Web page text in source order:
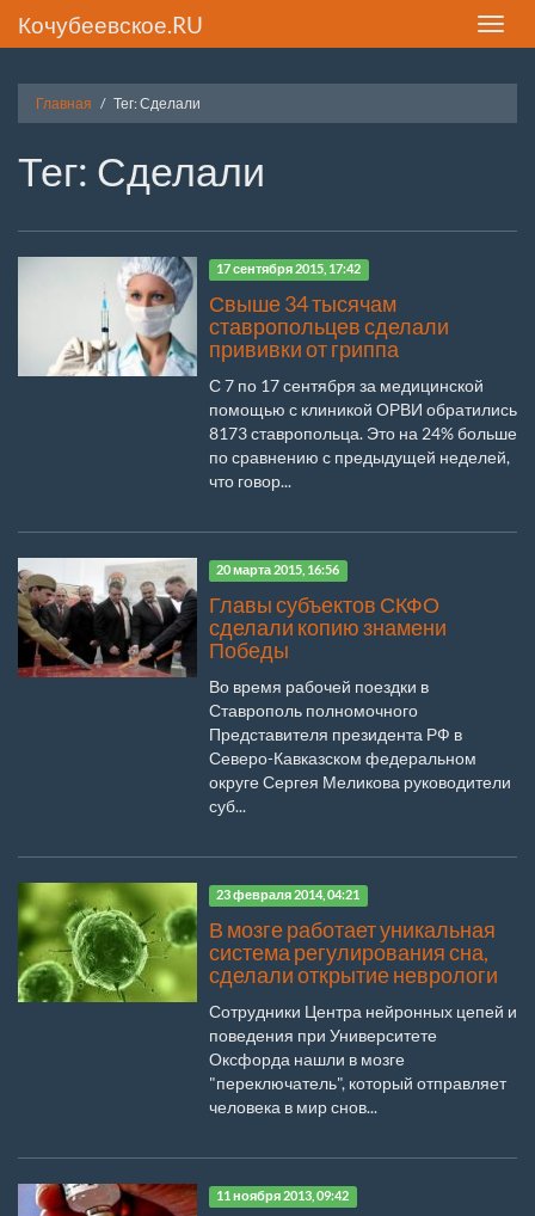
Toggle
Кочубеевское.RU
Главная Тег: Сделали
Тег: Сделали
17 сентября 2015, 17:42
Свыше 34 тысячам
ставропольцев сделали
прививки от гриппа
С 7 по 17 сентября за медицинской
помощью с клиникой ОРВИ обратились
8173 ставропольца. Это на 24% больше
по сравнению с предыдущей неделей,
что говор...
20 марта 2015, 16:56
Главы субъектов СКФО
сделали копию знамени
Победы
Во время рабочей поездки в
Ставрополь полномочного
Представителя президента РФ в
Северо-Кавказском федеральном
округе Сергея Меликова руководители
суб...
23 февраля 2014, 04:21
В мозге работает уникальная
система регулирования сна,
сделали открытие неврологи
Сотрудники Центра нейронных цепей и
поведения при Университете
Оксфорда нашли в мозге
"переключатель", который отправляет
человека в мир снов...
11 ноября 2013, 09:42